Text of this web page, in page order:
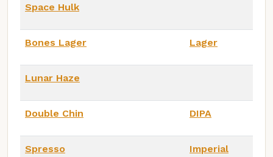
Space Hulk
Bones Lager Lager
Lunar Haze
Double Chin DIPA
Spresso
Imperial